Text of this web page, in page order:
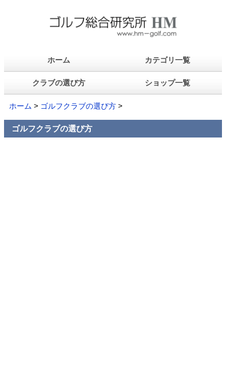
ホーム カテゴリ一覧
クラブの選び方 ショップ一覧
ホーム > ゴルフクラブの選び方 >
ゴルフクラブの選び方